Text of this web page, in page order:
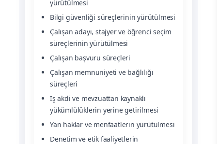
yürütülmesi
Bilgi güvenliği süreçlerinin yürütülmesi
Çalışan adayı, stajyer ve öğrenci seçim
süreçlerinin yürütülmesi
Çalışan başvuru süreçleri
Çalışan memnuniyeti ve bağlılığı
süreçleri
İş akdi ve mevzuattan kaynaklı
yükümlülüklerin yerine getirilmesi
Yan haklar ve menfaatlerin yürütülmesi
Denetim ve etik faaliyetlerin